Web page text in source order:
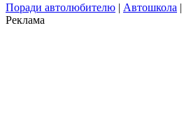
Поради автолюбителю | Автошкола |
Реклама